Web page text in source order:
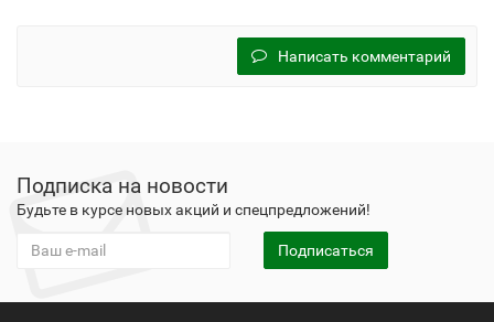
Написать комментарий
Подписка на новости
Будьте в курсе новых акций и спецпредложений!
Подписаться